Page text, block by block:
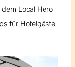
Local Hero
für Hotelgäste